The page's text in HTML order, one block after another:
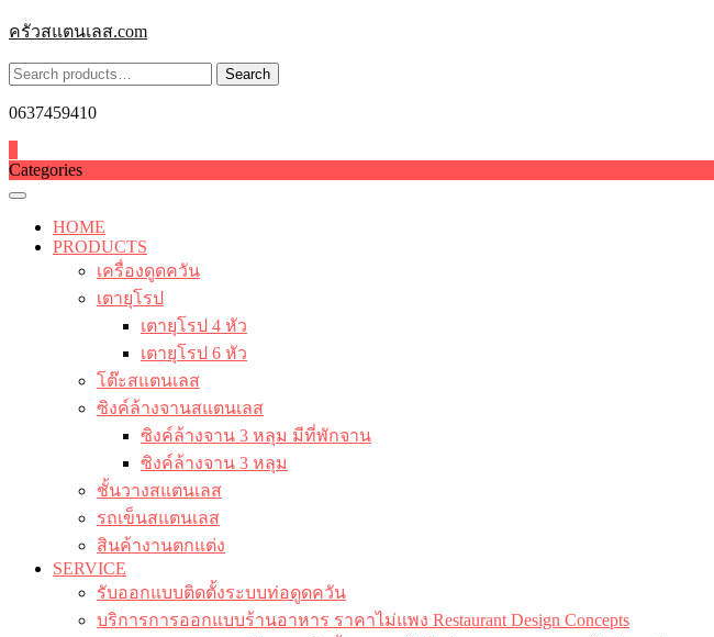
Skip
to
content
ครัวสแตนเลส.com
Search
for:
Search
0637459410
Categories
HOME
PRODUCTS
เครื่องดูดควัน
เตายุโรป
เตายุโรป 4 หัว
เตายุโรป 6 หัว
โต๊ะสแตนเลส
ซิงค์ล้างจานสแตนเลส
ซิงค์ล้างจาน 3 หลุม มีที่พักจาน
ซิงค์ล้างจาน 3 หลุม
ชั้นวางสแตนเลส
รถเข็นสแตนเลส
สินค้างานตกแต่ง
SERVICE
รับออกแบบติดตั้งระบบท่อดูดควัน
บริการการออกแบบร้านอาหาร ราคาไม่แพง Restaurant Design Concepts